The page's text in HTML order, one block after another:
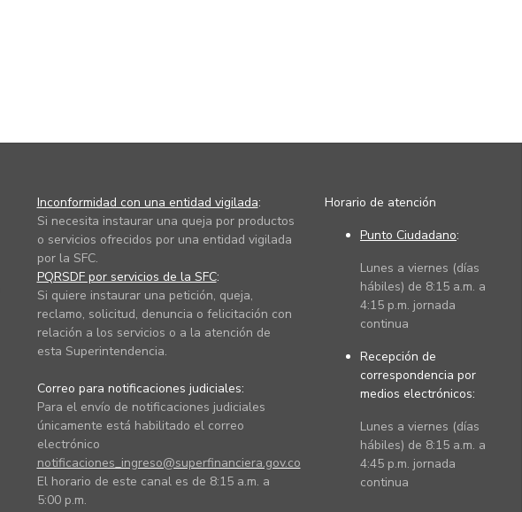
Inconformidad con una entidad vigilada:
Si necesita instaurar una queja por productos
o servicios ofrecidos por una entidad vigilada
por la SFC.
PQRSDF por servicios de la SFC:
Si quiere instaurar una petición, queja,
reclamo, solicitud, denuncia o felicitación con
relación a los servicios o a la atención de
esta Superintendencia.
Correo para notificaciones judiciales:
Para el envío de notificaciones judiciales
únicamente está habilitado el correo
electrónico
notificaciones_ingreso@superfinanciera.gov.co
El horario de este canal es de 8:15 a.m. a
5:00 p.m.
Horario de atención
Punto Ciudadano:
Lunes a viernes (días
hábiles) de 8:15 a.m. a
4:15 p.m. jornada
continua
Recepción de
correspondencia por
medios electrónicos:
Lunes a viernes (días
hábiles) de 8:15 a.m. a
4:45 p.m. jornada
continua